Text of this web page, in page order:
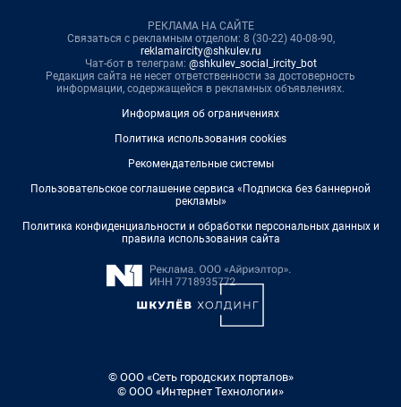
РЕКЛАМА НА САЙТЕ
Связаться с рекламным отделом: 8 (30-22) 40-08-90,
reklamaircity@shkulev.ru
Чат-бот в телеграм: @shkulev_social_ircity_bot
Редакция сайта не несет ответственности за достоверность
информации, содержащейся в рекламных объявлениях.
Информация об ограничениях
Политика использования cookies
Рекомендательные системы
Пользовательское соглашение сервиса «Подписка без баннерной
рекламы»
Политика конфиденциальности и обработки персональных данных и
правила использования сайта
© ООО «Сеть городских порталов»
© ООО «Интернет Технологии»